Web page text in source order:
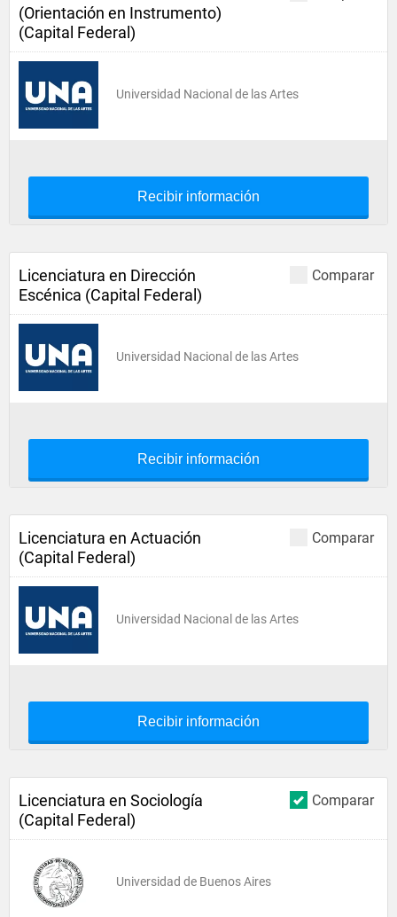
(Orientación en Instrumento)
(Capital Federal)
Universidad Nacional de las Artes
Recibir información
Comparar
Licenciatura en Dirección
Escénica (Capital Federal)
Universidad Nacional de las Artes
Recibir información
Comparar
Licenciatura en Actuación
(Capital Federal)
Universidad Nacional de las Artes
Recibir información
Comparar
Licenciatura en Sociología
(Capital Federal)
Universidad de Buenos Aires